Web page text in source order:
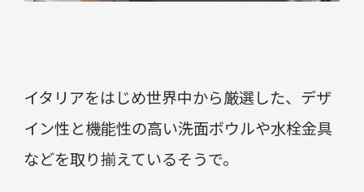
イタリアをはじめ世界中から厳選した、デザ
イン性と機能性の高い洗面ボウルや水栓金具
などを取り揃えているそうで。